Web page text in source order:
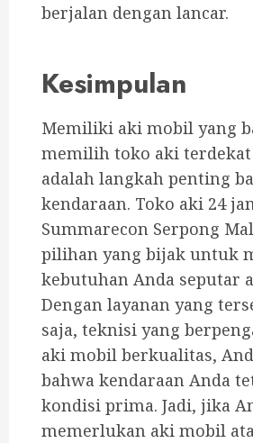
berjalan dengan lancar.
Kesimpulan
Memiliki aki mobil yang
memilih toko aki terdekat
adalah langkah penting
kendaraan. Toko aki 24
Summarecon Serpong
pilihan yang bijak untuk
kebutuhan Anda seputar
Dengan layanan yang
saja, teknisi yang
aki mobil berkualitas,
bahwa kendaraan Anda
kondisi prima. Jadi, jika
memerlukan aki mobil